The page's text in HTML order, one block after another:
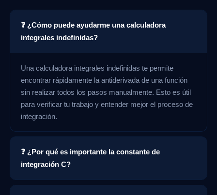
❓ ¿Cómo puede ayudarme una calculadora
integrales indefinidas?
Una calculadora integrales indefinidas te permite
encontrar rápidamente la antiderivada de una función
sin realizar todos los pasos manualmente. Esto es útil
para verificar tu trabajo y entender mejor el proceso de
integración.
❓ ¿Por qué es importante la constante de
integración C?